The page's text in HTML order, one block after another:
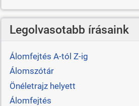
Legolvasotabb írásaink
Álomfejtés A-tól Z-ig
Álomszótár
Önéletrajz helyett
Álomfejtés